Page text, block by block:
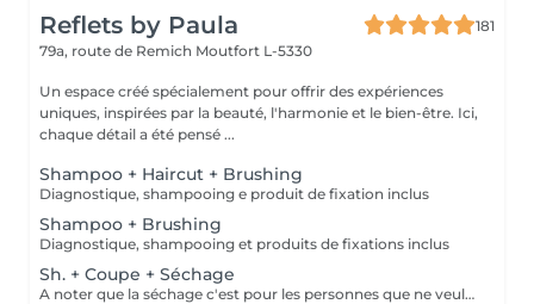
Reflets by Paula
181
79a, route de Remich Moutfort L-5330
Un espace créé spécialement pour offrir des expériences
uniques, inspirées par la beauté, l'harmonie et le bien-être. Ici,
chaque détail a été pensé ...
Shampoo + Haircut + Brushing
Diagnostique, shampooing e produit de fixation inclus
Shampoo + Brushing
Diagnostique, shampooing et produits de fixations inclus
Sh. + Coupe + Séchage
A noter que la séchage c'est pour les personnes que ne veulent pas faire le brushing. C'est simplement pour en enlever l'excès de l'eau du cheveux!